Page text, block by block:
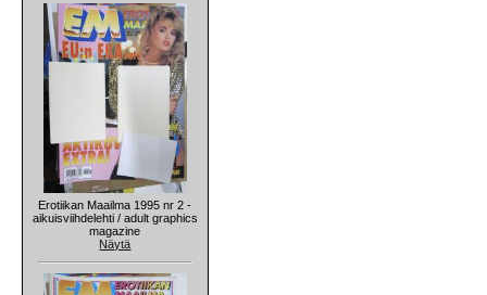
Erotiikan Maailma 1995 nr 2 -
aikuisviihdelehti / adult graphics
magazine
Näytä